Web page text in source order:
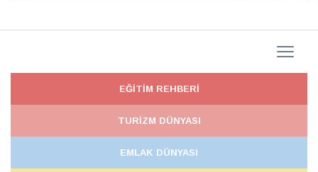
EĞİTİM REHBERİ
TURİZM DÜNYASI
EMLAK DÜNYASI